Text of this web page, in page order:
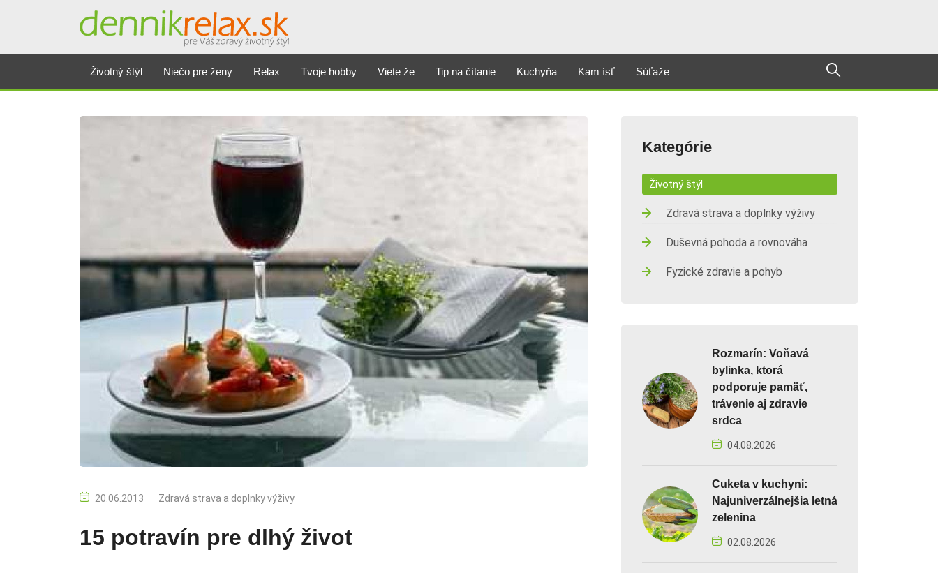
Životný štýl Niečo pre ženy Relax Tvoje hobby Viete že Tip na čítanie Kuchyňa Kam ísť Súťaže
20.06.2013 Zdravá strava a doplnky výživy
15 potravín pre dlhý život
Kategórie
Životný štýl
Zdravá strava a doplnky výživy
Duševná pohoda a rovnováha
Fyzické zdravie a pohyb
Rozmarín: Voňavá
bylinka, ktorá
podporuje pamäť,
trávenie aj zdravie
srdca
04.08.2026
Cuketa v kuchyni:
Najuniverzálnejšia letná
zelenina
02.08.2026